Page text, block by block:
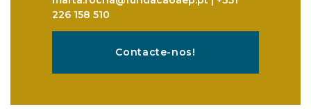
226 158 510
Contacte-nos!